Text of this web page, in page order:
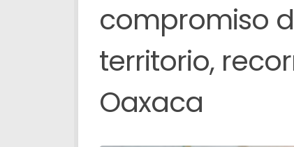
compromiso
territorio,
Oaxaca